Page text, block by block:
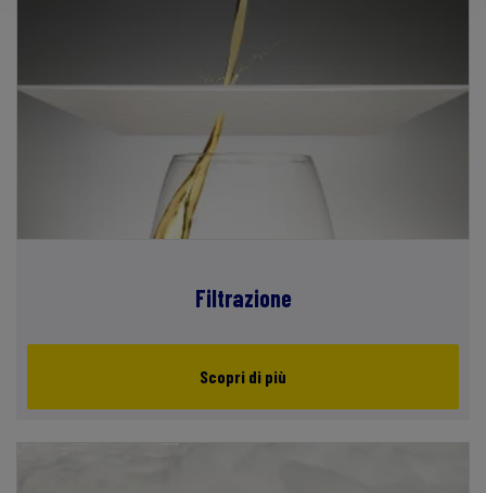
Filtrazione
Scopri di più